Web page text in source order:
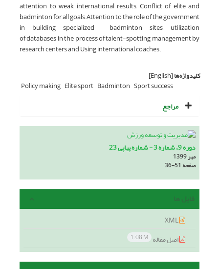
attention to weak international results, Conflict of elite and
badminton for all goals, Attention to the role of the government
in building specialized badminton sites, utilization
of databases in the process of talent-spotting management by
research centers and Using international coaches.
کلیدواژه‌ها[English]
Policy making Elite sport Badminton Sport success
مراجع
دوره 9، شماره 3 - شماره پیاپی 23
مهر 1399
صفحه36-51
فایل ها
اصل مقاله 1.08 M